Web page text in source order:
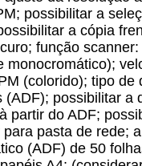
possibilitar a
a cópia
função
monocromático);
(colorido); tipo
possibilitar a
partir do ADF;
pasta de rede;
(ADF) de 50